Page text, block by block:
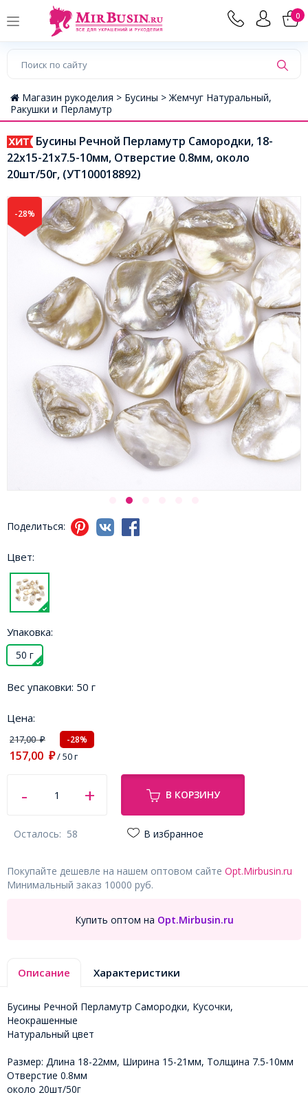
0
Магазин рукоделия > Бусины >Жемчуг Натуральный,
Ракушки и Перламутр
Бусины Речной Перламутр Самородки, 18-
22x15-21x7.5-10мм, Отверстие 0.8мм, около
20шт/50г, (УТ100018892)
-28%
Поделиться:
Цвет:
Упаковка:
50 г
Вес упаковки: 50 г
Цена:
217,00₽ -28%
157,00 ₽/ 50 г
В КОРЗИНУ
Осталось: 58 В избранное
Покупайте дешевле на нашем оптовом сайте Opt.Mirbusin.ru
Минимальный заказ 10000 руб.
Купить оптом на Opt.Mirbusin.ru
Описание Характеристики
Бусины Речной Перламутр Самородки, Кусочки,
Неокрашенные
Натуральный цвет
Размер: Длина 18-22мм, Ширина 15-21мм, Толщина 7.5-10мм
Отверстие 0.8мм
около 20шт/50г